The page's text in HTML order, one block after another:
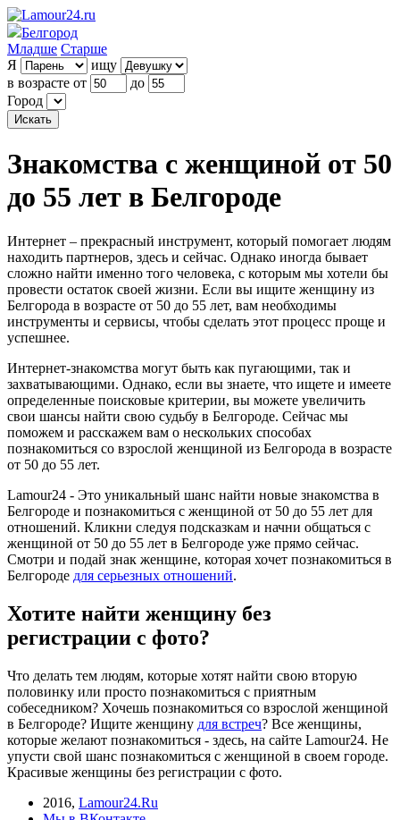
Белгород
Младше Старше
Я
ищу
в возрасте от
до
Город
Знакомства с женщиной от 50
до 55 лет в Белгороде
Интернет – прекрасный инструмент, который помогает людям
находить партнеров, здесь и сейчас. Однако иногда бывает
сложно найти именно того человека, с которым мы хотели бы
провести остаток своей жизни. Если вы ищите женщину из
Белгорода в возрасте от 50 до 55 лет, вам необходимы
инструменты и сервисы, чтобы сделать этот процесс проще и
успешнее.
Интернет-знакомства могут быть как пугающими, так и
захватывающими. Однако, если вы знаете, что ищете и имеете
определенные поисковые критерии, вы можете увеличить
свои шансы найти свою судьбу в Белгороде. Сейчас мы
поможем и расскажем вам о нескольких способах
познакомиться cо взрослой женщиной из Белгорода в возрасте
от 50 до 55 лет.
Lamour24 - Это уникальный шанс найти новые знакомства в
Белгороде и познакомиться с женщиной от 50 до 55 лет для
отношений. Кликни следуя подсказкам и начни общаться с
женщиной от 50 до 55 лет в Белгороде уже прямо сейчас.
Смотри и подай знак женщине, которая хочет познакомиться в
Белгороде для серьезных отношений.
Хотите найти женщину без
регистрации с фото?
Что делать тем людям, которые хотят найти свою вторую
половинку или просто познакомиться с приятным
собеседником? Хочешь познакомиться cо взрослой женщиной
в Белгороде? Ищите женщину для встреч? Все женщины,
которые желают познакомиться - здесь, на сайте Lamour24. Не
упусти свой шанс познакомиться с женщиной в своем городе.
Красивые женщины без регистрации с фото.
2016, Lamour24.Ru